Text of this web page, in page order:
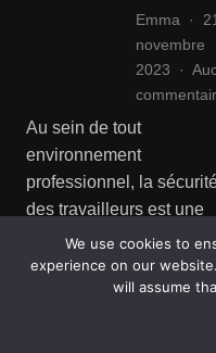
Emma
21
novembre
2023
Au sein de tout
environnement
professionnel, la
des travailleurs est une
priorité absolue. C’est…
Voir article complet
We use cookies to
experience on our
will assume